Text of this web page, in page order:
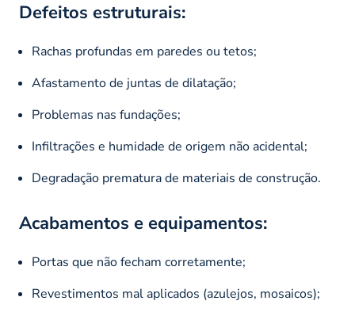
Defeitos estruturais:
Rachas profundas em paredes ou tetos;
Afastamento de juntas de dilatação;
Problemas nas fundações;
Infiltrações e humidade de origem não acidental;
Degradação prematura de materiais de construção.
Acabamentos e equipamentos:
Portas que não fecham corretamente;
Revestimentos mal aplicados (azulejos, mosaicos);